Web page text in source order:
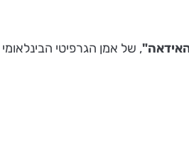
, של אמן הגרפיטי הבינלאומי